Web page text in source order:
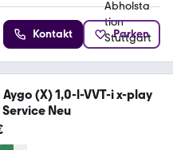
Kontakt Parken
(X) 1,0-l-VVT-i x-play
Neu